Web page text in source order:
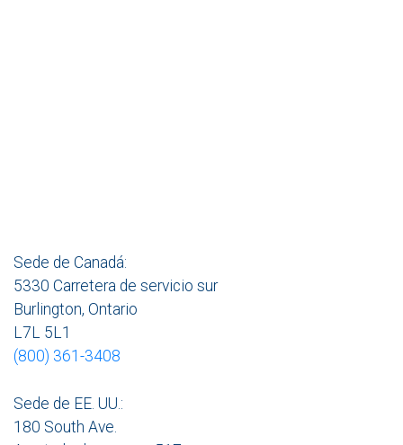
Sede de Canadá:
5330 Carretera de servicio sur
Burlington, Ontario
L7L 5L1
(800) 361-3408
Sede de EE. UU.:
180 South Ave.